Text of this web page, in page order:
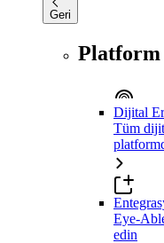
Geri
Platform
Dijital
Tüm
Eye-
edin